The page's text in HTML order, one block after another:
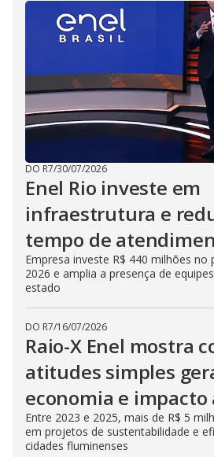
i
d
e
o
o
DO R7/30/07/2026
Enel Rio investe em
infraestrutura e
tempo de
Empresa investe R$ 440 milhões
2026 e amplia a presença de
estado
DO R7/16/07/2026
Raio-X Enel mostra
atitudes simples
economia e
Entre 2023 e 2025, mais de R$ 5
em projetos de sustentabilidade e
cidades fluminenses